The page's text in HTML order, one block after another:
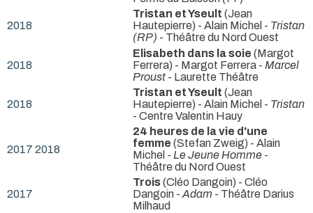
2018
Tristan et Yseult (Jean
Hautepierre) - Alain Michel - Tristan
(RP) - Théâtre du Nord Ouest
2018
Elisabeth dans la soie (Margot
Ferrera) - Margot Ferrera - Marcel
Proust - Laurette Théâtre
2018
Tristan et Yseult (Jean
Hautepierre) - Alain Michel - Tristan
- Centre Valentin Hauy
2017 2018
24 heures de la vie d'une
femme (Stefan Zweig) - Alain
Michel - Le Jeune Homme -
Théâtre du Nord Ouest
2017
Trois(Cléo Dangoin) - Cléo
Dangoin -Adam - Théâtre Darius
Milhaud